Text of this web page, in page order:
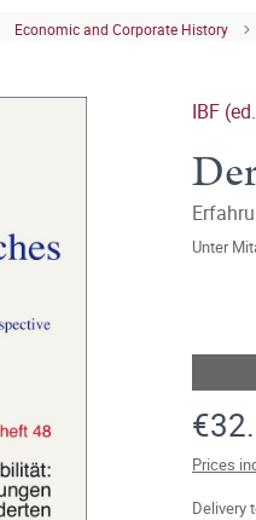
Economic and Corporate History
IBF
Unter
Prices
Delivery